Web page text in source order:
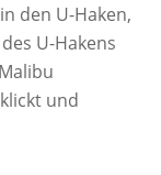
den U-Haken,
U-Hakens
und